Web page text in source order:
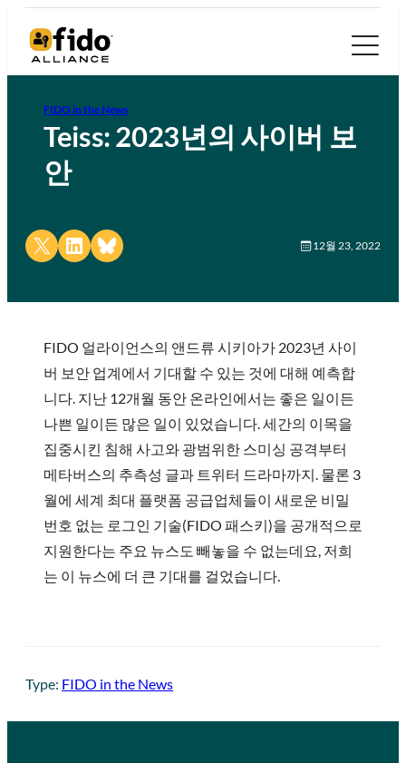
FIDO in the News
Teiss: 2023년의 사이버 보
안
Share on X Share on LinkedIn
Share on Bluesky 12월 23, 2022
FIDO 얼라이언스의 앤드류 시키아가 2023년 사이
버 보안 업계에서 기대할 수 있는 것에 대해 예측합
니다. 지난 12개월 동안 온라인에서는 좋은 일이든
나쁜 일이든 많은 일이 있었습니다. 세간의 이목을
집중시킨 침해 사고와 광범위한 스미싱 공격부터
메타버스의 추측성 글과 트위터 드라마까지. 물론 3
월에 세계 최대 플랫폼 공급업체들이 새로운 비밀
번호 없는 로그인 기술(FIDO 패스키)을 공개적으로
지원한다는 주요 뉴스도 빼놓을 수 없는데요, 저희
는 이 뉴스에 더 큰 기대를 걸었습니다.
Type: FIDO in the News